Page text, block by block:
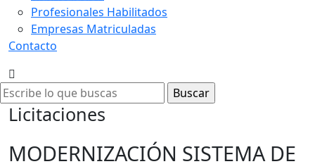
Profesionales Habilitados
Empresas Matriculadas
Contacto
Licitaciones
MODERNIZACIÓN SISTEMA DE